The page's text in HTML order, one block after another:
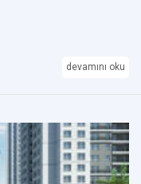
devamını oku